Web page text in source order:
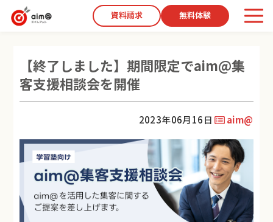
資料請求 無料体験
【終了しました】期間限定でaim@集
客支援相談会を開催
2023年06月16日 aim@